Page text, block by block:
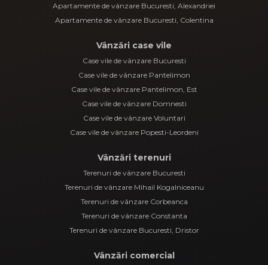
Apartamente de vânzare Bucuresti, Alexandriei
Apartamente de vânzare Bucuresti, Colentina
Vânzări case vile
Case vile de vânzare Bucuresti
Case vile de vânzare Pantelimon
Case vile de vânzare Pantelimon, Est
Case vile de vânzare Domnesti
Case vile de vânzare Voluntari
Case vile de vânzare Popesti-Leordeni
Vânzări terenuri
Terenuri de vânzare Bucuresti
Terenuri de vânzare Mihail Kogalniceanu
Terenuri de vânzare Corbeanca
Terenuri de vânzare Constanta
Terenuri de vânzare Bucuresti, Dristor
Vânzări comercial